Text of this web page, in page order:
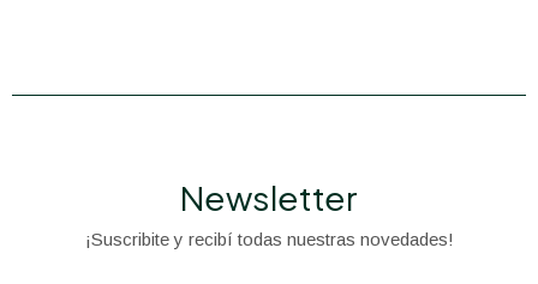
Newsletter
¡Suscribite y recibí todas nuestras novedades!